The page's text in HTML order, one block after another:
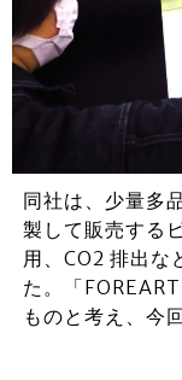
同社は、少量多
製して販売する
用、CO2 排出な
た。「
ものと考え、今